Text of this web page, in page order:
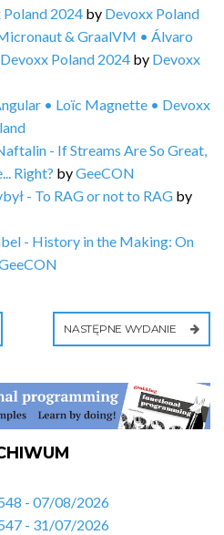
2024 by Devoxx Poland
& GraalVM • Álvaro
Poland 2024 by Devoxx
• Loïc Magnette • Devoxx
- If Streams Are So Great,
Right? byGeeCON
- To RAG or not to RAG by
- History in the Making: On
NASTĘPNE WYDANIE
- 07/08/2026
- 31/07/2026